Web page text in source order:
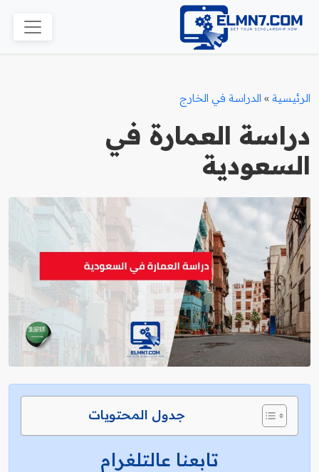
الرئيسية » الدراسة في الخارج
دراسة العمارة في
السعودية
جدول المحتويات
تابعنا عالتلغرام